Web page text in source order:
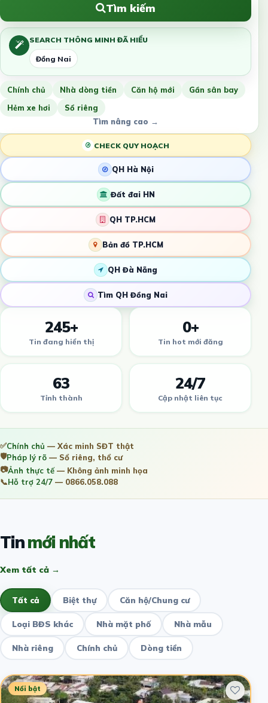
Tìm kiếm
SEARCH THÔNG MINH ĐÃ HIỂU
Đồng Nai
Chính chủ Nhà dòng tiền Căn hộ mới
Gần sân bay
Hẻm xe hơi
Sổ riêng
Tìm nâng cao →
CHECK QUY HOẠCH
QH Hà Nội
Đất đai HN
QH TP.HCM
Bản đồ TP.HCM
QH Đà Nẵng
Tìm QH Đồng Nai
245+
Tin đang hiển thị
0+
Tin hot mới đăng
63
Tỉnh thành
24/7
Cập nhật liên tục
✅Chính chủ — Xác minh SĐT thật
🛡️Pháp lý rõ — Sổ riêng, thổ cư
📷Ảnh thực tế— Không ảnh minh họa
📞Hỗ trợ 24/7 — 0866.058.088
Tinmới nhất
Xem tất cả →
Tất cả Biệt thự Căn hộ/Chung cư
Loại BĐS khác Nhà mặt phố Nhà mẫu
Nhà riêng Chính chủ Dòng tiền
Nổi bật